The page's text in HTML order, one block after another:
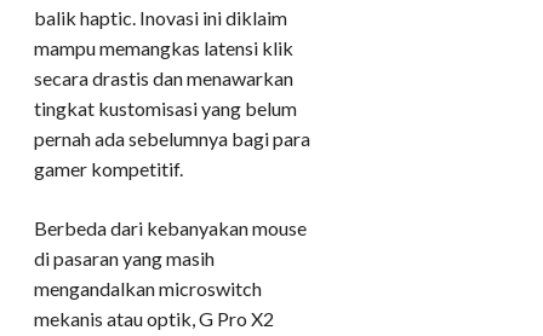
balik haptic. Inovasi ini diklaim
mampu memangkas latensi klik
secara drastis dan menawarkan
tingkat kustomisasi yang belum
pernah ada sebelumnya bagi para
gamer kompetitif.
Berbeda dari kebanyakan mouse
di pasaran yang masih
mengandalkan microswitch
mekanis atau optik, G Pro X2